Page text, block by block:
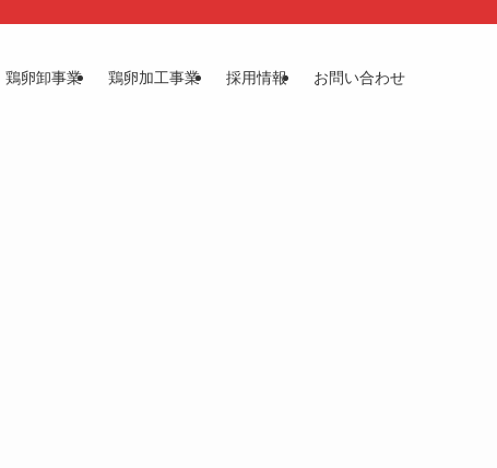
鶏卵卸事業 鶏卵加工事業 採用情報 お問い合わせ